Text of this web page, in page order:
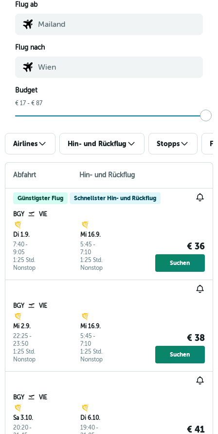
Flug ab
Flug nach
Budget
€ 17 - € 87
Airlines Hin- und Rückflug Stopps
Abfahrt Hin- und Rückflug
Günstigster Flug Schnellster Hin- und Rückflug
BGY VIE
Di 1.9.
7:40-
9:05
Nonstop
1:25 Std.
Mi 16.9.
5:45 -
7:10
Nonstop
1:25 Std.
€ 36
Suchen
BGY VIE
Mi 2.9.
22:25 -
23:50
Nonstop
1:25 Std.
Mi 16.9.
5:45 -
7:10
Nonstop
1:25 Std.
€ 38
Suchen
BGY VIE
Sa 3.10.
20:20-
Di 6.10.
19:40-
€ 41